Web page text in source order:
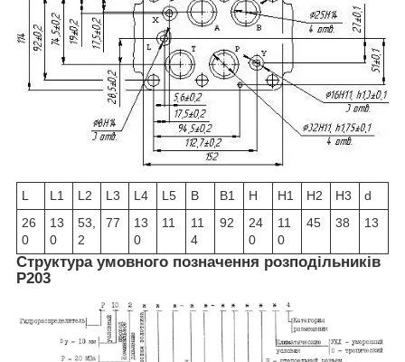
L L1 L2 L3 L4 L5 В В1 H H1 H2 H3
d
26
0
13
0
53,
2
77
13
0
11
11
4
92
24
0
11
0
45 38 13
Структура умовного позначення розподільників
Р203